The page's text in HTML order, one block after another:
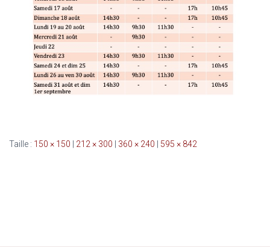
Taille : 150 × 150 | 212 × 300 | 360 × 240 | 595 × 842